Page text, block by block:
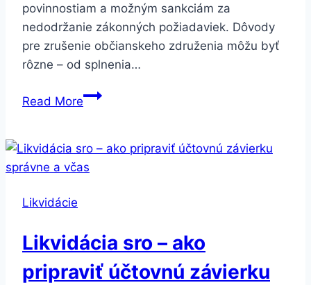
povinnostiam a možným sankciám za
nedodržanie zákonných požiadaviek. Dôvody
pre zrušenie občianskeho združenia môžu byť
rôzne – od splnenia…
Read MoreZrušenie
–
kompletný
Likvidácie
Likvidácia sro – ako
pripraviť účtovnú závierku